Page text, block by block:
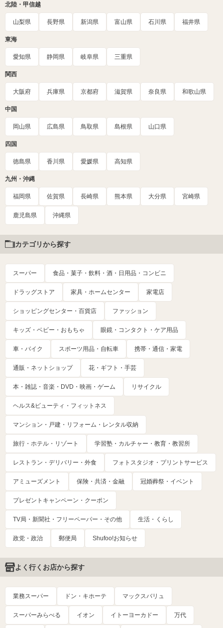
北陸・甲信越
山梨県 長野県 新潟県 富山県 石川県 福井県
東海
愛知県 静岡県 岐阜県 三重県
関西
大阪府 兵庫県 京都府 滋賀県 奈良県 和歌山県
中国
岡山県 広島県 鳥取県 島根県 山口県
四国
徳島県 香川県 愛媛県 高知県
九州・沖縄
福岡県 佐賀県 長崎県 熊本県 大分県 宮崎県
鹿児島県 沖縄県
カテゴリから探す
スーパー 食品・菓子・飲料・酒・日用品・コンビニ
ドラッグストア 家具・ホームセンター 家電店
ショッピングセンター・百貨店 ファッション
キッズ・ベビー・おもちゃ 眼鏡・コンタクト・ケア用品
車・バイク スポーツ用品・自転車 携帯・通信・家電
通販・ネットショップ 花・ギフト・手芸
本・雑誌・音楽・DVD・映画・ゲーム リサイクル
ヘルス&ビューティ・フィットネス
マンション・戸建・リフォーム・レンタル収納
旅行・ホテル・リゾート 学習塾・カルチャー・教育・教習所
レストラン・デリバリー・外食 フォトスタジオ・プリントサービス
アミューズメント 保険・共済・金融 冠婚葬祭・イベント
プレゼントキャンペーン・クーポン
TV局・新聞社・フリーペーパー・その他 生活・くらし
政党・政治 郵便局 Shufoo!お知らせ
よく行くお店から探す
業務スーパー ドン・キホーテ マックスバリュ
スーパーみらべる イオン イトーヨーカドー 万代